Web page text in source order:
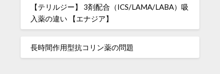
【テリルジー】 3剤配合（ICS/LAMA/LABA）吸
入薬の違い 【エナジア】
長時間作用型抗コリン薬の問題